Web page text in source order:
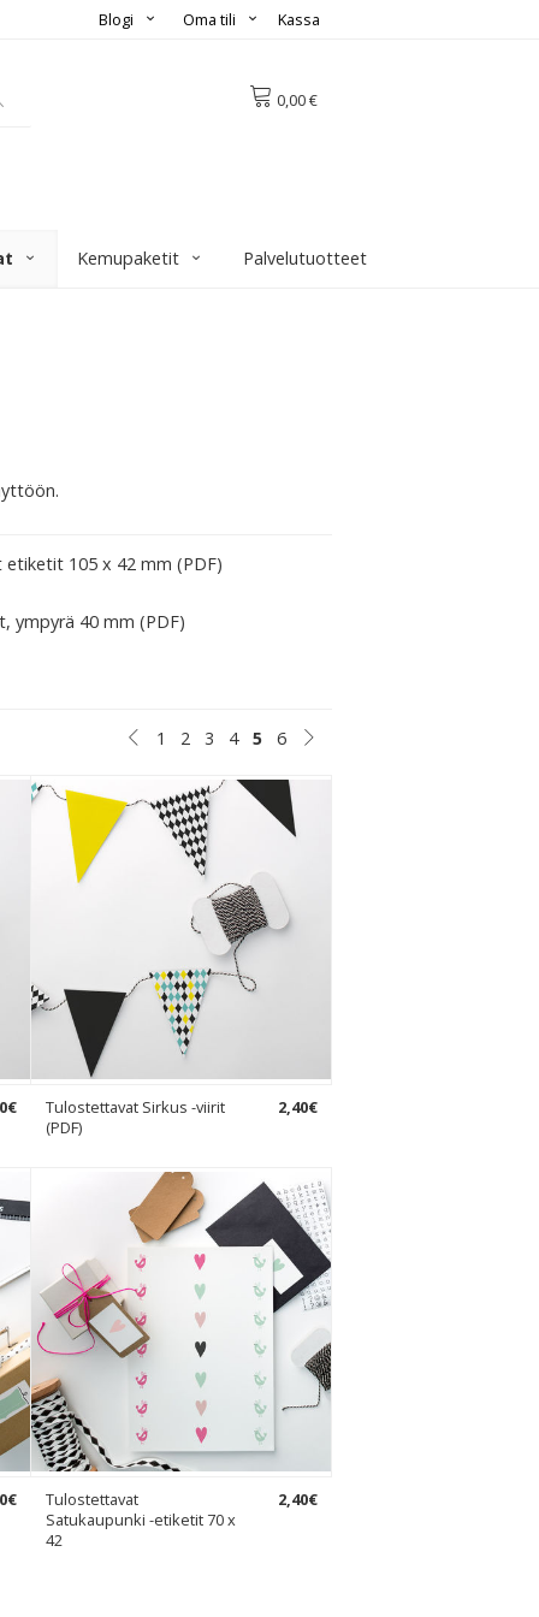
Kassa
Oma tili
Blogi
0,00 €
Kemupaketit Palvelutuotteet
105 x 42 mm (PDF)
ympyrä 40 mm (PDF)
1 2 3 4 5 6
€
Tulostettavat Sirkus -viirit
(PDF)
2,40€
€
Tulostettavat
Satukaupunki -etiketit 70 x
42
2,40€